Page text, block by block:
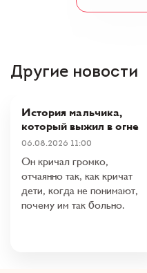
Другие новости
История мальчика,
который выжил в огне
06.08.2026 11:00
Он кричал громко,
отчаянно так, как кричат
дети, когда не понимают,
почему им так больно.